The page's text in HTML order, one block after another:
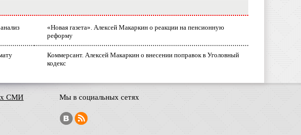
«Новая газета». Алексей Макаркин о реакции на пенсионную
реформу
Коммерсант. Алексей Макаркин о внесении поправок в Уголовный
кодекс
СМИ Мы в социальных сетях